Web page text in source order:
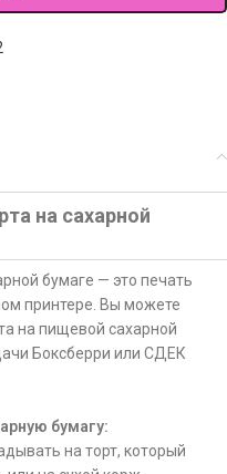
на сахарной
бумаге — это печать
принтере. Вы можете
на пищевой сахарной
Боксберри или СДЕК
бумагу:
на торт, который